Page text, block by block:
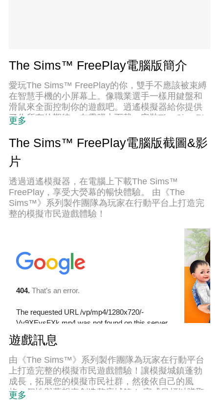
The Sims™ FreePlay電腦版簡介
愛玩The Sims™ FreePlay的你，雙手不應該被束縛
在智慧手機的小屏幕上。像職業選手一樣用鍵盤和
滑鼠來全面控制你的遊戲吧。逍遙模擬器給你提供
了你所有的期待。在電腦上下載、安裝The Sims™
量消耗和煩人的來電。全新的逍遙模擬器9是你在電
腦上遊玩The Sims™ FreePlay的最佳選擇！我们用
心準備，完美的按鍵映射系統讓The Sims™
程，逍遙多開器讓所有遊戲開好開滿；獨一無二的
虛擬化引擎釋放你電腦的全部潛力，一切都入絲般
順滑。我們不僅在意你怎樣遊玩，更在意如何讓你
享受遊玩的樂趣！
更多
The Sims™ FreePlay電腦版截圖&影
片
透過逍遙模擬器，在電腦上下載The Sims™
FreePlay，享受大熒幕的暢快體驗。 由《The
Sims™》系列製作團隊為玩家在行動平台上打造完
整的模擬市民遊戲體驗！
遊戲訊息
由《The Sims™》系列製作團隊為玩家在行動平台
上打造完整的模擬市民遊戲體驗！讓模擬城鎮蓬勃
成長，拓展您的模擬市民社群，然後依自己的風
格、個性與夢想來創造整座城鎮！ 完成目標以賺取
更多